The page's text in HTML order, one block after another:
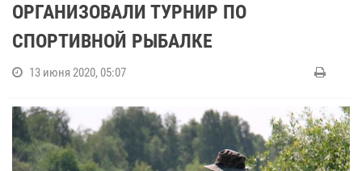
ОРГАНИЗОВАЛИ ТУРНИР ПО
СПОРТИВНОЙ РЫБАЛКЕ
13 июня 2020, 05:07